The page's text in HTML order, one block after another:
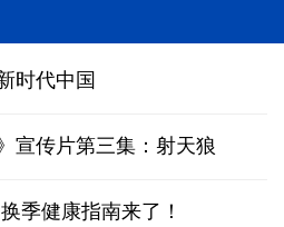
时代中国
宣传片第三集：射天狼
季健康指南来了！